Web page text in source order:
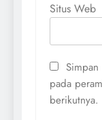
Situs Web
pada
berikutnya.